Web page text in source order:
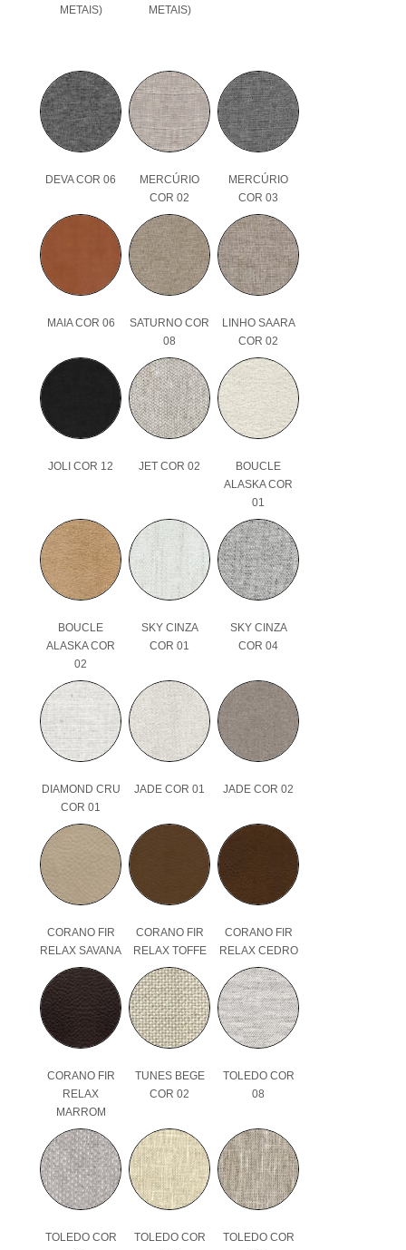
METAIS) METAIS)
DEVA COR 06
MERCÚRIO
COR 02
MERCÚRIO
COR 03
MAIA COR 06
SATURNO COR
08
LINHO SAARA
COR 02
JOLI COR 12 JET COR 02
BOUCLE
ALASKA COR
01
BOUCLE
ALASKA COR
02
SKY CINZA
COR 01
SKY CINZA
COR 04
DIAMOND CRU
COR 01
JADE COR 01 JADE COR 02
CORANO FIR
RELAX SAVANA
CORANO FIR
RELAX TOFFE
CORANO FIR
RELAX CEDRO
CORANO FIR
RELAX
MARROM
TUNES BEGE
COR 02
TOLEDO COR
08
TOLEDO COR
TOLEDO COR
TOLEDO COR